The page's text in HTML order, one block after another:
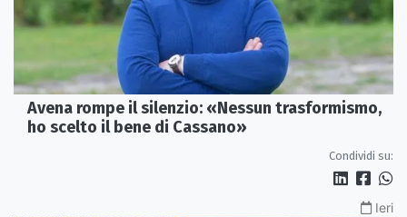
Avena rompe il silenzio: «Nessun trasformismo,
ho scelto il bene di Cassano»
Condividi su:
Ieri